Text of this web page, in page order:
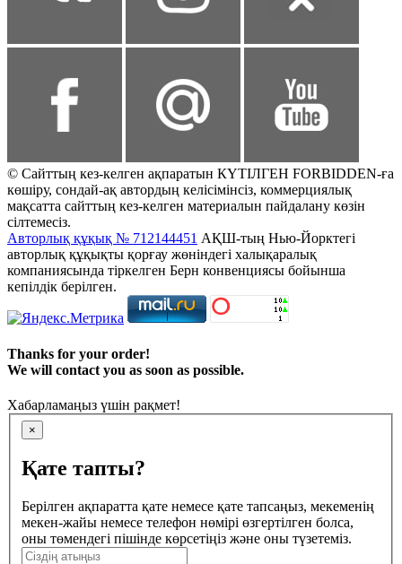
© Сайттың кез-келген ақпаратын КҮТІЛГЕН FORBIDDEN-ға
көшіру, сондай-ақ автордың келісімінсіз, коммерциялық
мақсатта сайттың кез-келген материалын пайдалану көзін
сілтемесіз.
Авторлық құқық № 712144451 АҚШ-тың Нью-Йорктегі
авторлық құқықты қорғау жөніндегі халықаралық
компаниясында тіркелген Берн конвенциясы бойынша
кепілдік берілген.
Thanks for your order!
We will contact you as soon as possible.
Хабарламаңыз үшін рақмет!
×
Қате тапты?
Берілген ақпаратта қате немесе қате тапсаңыз, мекеменің
мекен-жайы немесе телефон нөмірі өзгертілген болса,
оны төмендегі пішінде көрсетіңіз және оны түзетеміз.